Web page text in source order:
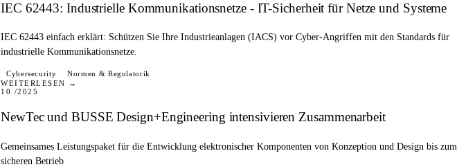
IEC 62443: Industrielle Kommunikationsnetze - IT-Sicherheit für Netze und Systeme
IEC 62443 einfach erklärt: Schützen Sie Ihre Industrieanlagen (IACS) vor Cyber-Angriffen mit den Standards für
industrielle Kommunikationsnetze.
Cybersecurity Normen & Regulatorik
WEITERLESEN →
PRESSE
10 /2025
NewTec und BUSSE Design+Engineering intensivieren Zusammenarbeit
Gemeinsames Leistungspaket für die Entwicklung elektronischer Komponenten von Konzeption und Design bis zum
sicheren Betrieb